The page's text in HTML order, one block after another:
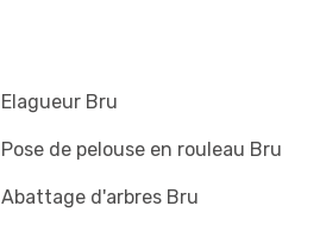
Elagueur Bru
Pose de pelouse en rouleau Bru
Abattage d'arbres Bru